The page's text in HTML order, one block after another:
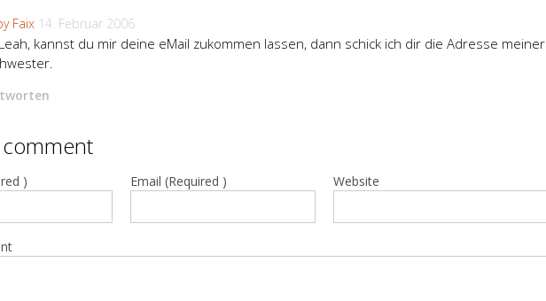
Faix 14. Februar 2006
kannst du mir deine eMail zukommen lassen, dann schick ich dir die Adresse meiner
comment
) Email (Required ) Website